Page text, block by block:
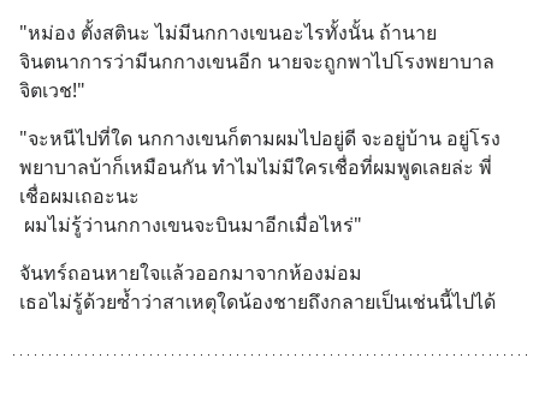
"หม่อง ตั้งสตินะ ไม่มีนกกางเขนอะไรทั้งนั้น ถ้านาย
จินตนาการว่ามีนกกางเขนอีก นายจะถูกพาไปโรงพยาบาล
จิตเวช!"
"จะหนีไปที่ใด นกกางเขนก็ตามผมไปอยู่ดี จะอยู่บ้าน อยู่โรง
พยาบาลบ้าก็เหมือนกัน ทำไมไม่มีใครเชื่อที่ผมพูดเลยล่ะ พี่
เชื่อผมเถอะนะ
ผมไม่รู้ว่านกกางเขนจะบินมาอีกเมื่อไหร่"
จันทร์ถอนหายใจแล้วออกมาจากห้องม่อม
เธอไม่รู้ด้วยซ้ำว่าสาเหตุใดน้องชายถึงกลายเป็นเช่นนี้ไปได้